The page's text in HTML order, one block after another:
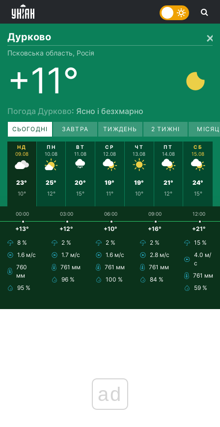
Дурково
Псковська область, Росія
+11°
Погода Дурково: Ясно і безхмарно
СЬОГОДНІ ЗАВТРА ТИЖДЕНЬ 2 ТИЖНІ
НД
09.08
23°
10°
ПН
10.08
25°
12°
ВТ
11.08
20°
15°
СР
12.08
19°
11°
ЧТ
13.08
19°
10°
ПТ
14.08
21°
12°
СБ
15.08
24°
15°
00:00
+13°
8 %
1.6 м/с
760
мм
95 %
03:00
+12°
2 %
1.7 м/с
761 мм
96 %
06:00
+10°
2 %
1.6 м/с
761 мм
100 %
09:00
+16°
2 %
2.8 м/с
761 мм
84 %
12:00
+21°
15 %
4.0 м/
с
761 мм
59 %
ad